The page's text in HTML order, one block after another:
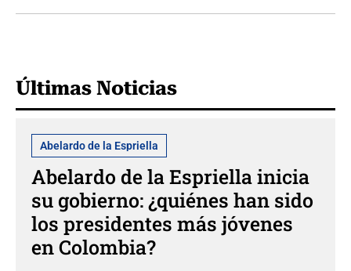
Últimas Noticias
Abelardo de la Espriella
Abelardo de la Espriella inicia
su gobierno: ¿quiénes han sido
los presidentes más jóvenes
en Colombia?